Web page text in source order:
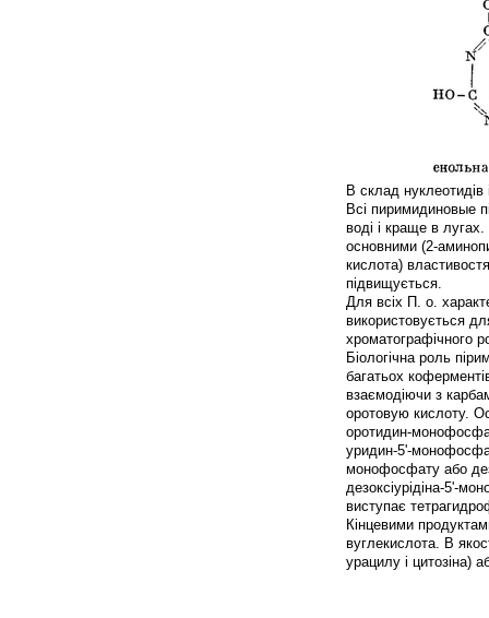
В склад
Всі пиримидиновые
воді і краще в
основними (2-
кислота)
підвищується.
Для всіх П. о.
використовується
хроматографічного
Біологічна роль
багатьох
взаємодіючи з
оротовую кислоту.
оротидин-
уридин-5'-
монофосфату або
дезоксіурідіна-5'-
виступає
Кінцевими
вуглекислота. В
урацилу і цитозіна)